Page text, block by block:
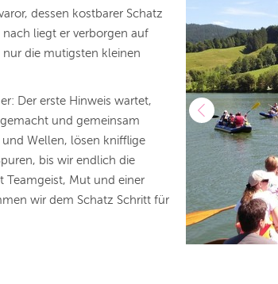
dessen kostbarer Schatz
liegt er verborgen auf
nur die mutigsten kleinen
Der erste Hinweis wartet,
und gemeinsam
Wellen, lösen knifflige
bis wir endlich die
Teamgeist, Mut und einer
wir dem Schatz Schritt für